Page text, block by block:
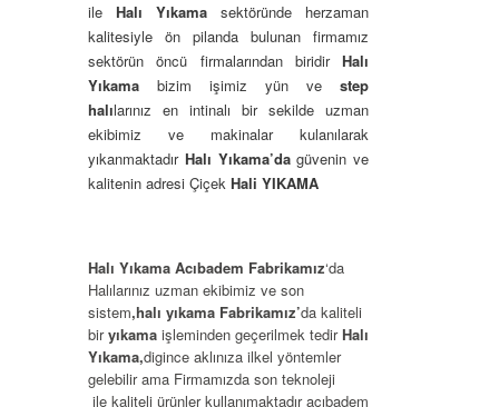
ile Halı Yıkama sektöründe herzaman
kalitesiyle ön pilanda bulunan firmamız
sektörün öncü firmalarından biridirHalı
Yıkama bizim işimiz yün vestep
halılarınız en intinalı bir sekilde uzman
ekibimiz ve makinalar kulanılarak
yıkanmaktadırHalı Yıkama’dagüvenin ve
kalitenin adresi Çiçek Hali YIKAMA
Halı Yıkama Acıbadem Fabrikamız‘da
Halılarınız uzman ekibimiz ve son
sistem,halı yıkama Fabrikamız’da kaliteli
biryıkama işleminden geçerilmek tedir Halı
Yıkama,digince aklınıza ilkel yöntemler
gelebilir ama Firmamızda son teknoleji
ile kaliteli ürünler kullanımaktadır acıbadem